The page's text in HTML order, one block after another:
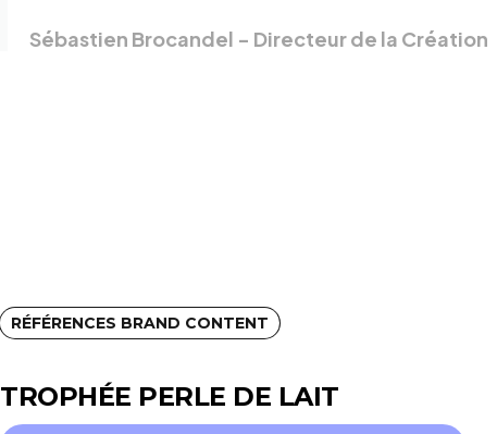
Sébastien Brocandel - Directeur de la Création
RÉFÉRENCES BRAND CONTENT
TROPHÉE PERLE DE LAIT